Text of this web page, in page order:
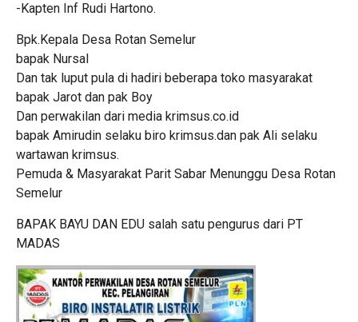
-Kapten Inf Rudi Hartono.
Bpk.Kepala Desa Rotan Semelur
bapak Nursal
Dan tak luput pula di hadiri beberapa toko masyarakat
bapak Jarot dan pak Boy
Dan perwakilan dari media krimsus.co.id
bapak Amirudin selaku biro krimsus.dan pak Ali selaku
wartawan krimsus.
Pemuda & Masyarakat Parit Sabar Menunggu Desa Rotan
Semelur
BAPAK BAYU DAN EDU salah satu pengurus dari PT
MADAS